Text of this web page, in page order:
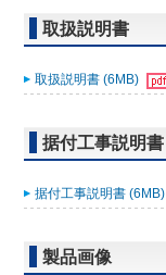
取扱説明書
取扱説明書 (6MB)
据付工事説明書
据付工事説明書 (6MB)
製品画像